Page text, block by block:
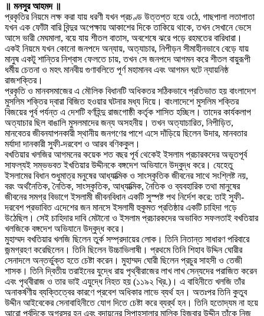
॥ মনসুর আহমদ ॥
প্রকৃতির নিয়মে লক্ষ করা যায় ধরণী যখন প্রচণ্ড উত্তপ্ত হয়ে ওঠে, গাছপালা লতাপাতা
যখন এক ফোঁটা বারি বিন্দুর অপেক্ষায় আকাশের দিকে তাকিয়ে থাকে, তখন সেখানে ভেসে
আসে ভারী মেঘমালা, বয়ে যায় শীতল বাতাস, অবশেষে ঝরে পড়ে রহমতের বারিধারা।
একই নিয়মে যখন কোনো জনপদে অন্যায়, অত্যাচার, নিপীড়ন সীমাহীনভাবে বেড়ে যায়
মানুষ একটু শান্তির নিশ্বাস ফেলতে চায়, তখন সে জনপদে আগমন করে শীতল বায়ুরূপী
ধর্মীয় চেতনা ও মহৎ মানবীয় গুণাবলিতে পূর্ণ মহামানব এবং আগমন ঘটে ন্যায়নিষ্ঠ
রাজশক্তির।
প্রকৃতি ও মানবসমাজের এ মৌলিক বিধানটি অধিকতর সঠিকভাবে প্রতিভাত হয় বাংলাদেশ
মুসলিম শক্তির দ্বারা বিজিত হওয়ার ঘটনার মধ্য দিয়ে। বাংলাদেশে মুসলিম শক্তির
বিজয়ের পূর্ব পর্যন্ত এ দেশটি বর্ণহিন্দু রাজগোষ্ঠী কর্তৃক শাসিত হচ্ছিল। তাদের কার্যকলাপ
অত্যাচার ছিল বাঙালি মুসলমাদের জন্য অসহনীয়। তখন অত্যাচারিত, নিপীড়িত,
মানবেতর জীবনযাপনকারী স্থানীয় জনগণের পাশে এসে দাঁড়িয়ে ছিলেন উদার, মানবতার
মর্যাদা দানকারী সুফী-দরবেশ ও আরব বণিককুল।
বখতিয়ার খলজির আগমনের কয়েক শত বছর পূর্ব থেকেই ইসলাম প্রচারকদের অভূতপূর্ব
সাফল্যই সম্ভভবত ইখতিয়ার উদ্দীনকে বঙ্গদেশ অভিযানে উদ্বুদ্ধ করে। যেহেতু
ইসলামের বিধান শুধুমাত্র মনুষের আধ্যাত্মিক ও সাংস্কৃতিক জীবনের সাথে সংশ্লিষ্ট নয়,
বরং অর্থনৈতিক, নৈতিক, সাংস্কৃতিক, আধ্যাত্মিক, নৈতিক ও ব্যবহারিক তথা মানুষের
জীবনের সমগ্র বিভাগে ইসলামী জীবনবিধান একটি সুস্পষ্ট পথ নির্দেশ করে: তাই সুফী-
দরবেশ প্রভাবিত এদেশের জন মানসে ইসলামী হুকুমত প্রতিষ্ঠার একটি চাহিদা গড়ে
উঠেছিল। সেই চাহিদার দাবি মেটানো ও ইসলাম প্রচারকদের অভাবিত সফলতাই বখতিয়ার
খলজিকে বঙ্গদেশ অভিযানে উদ্বুদ্ধ করে।
মুহাম্মদ বখতিয়ার খলজি ছিলেন তুর্ক সম্প্রদায়ের লোক। তিনি নিতান্ত সাধারণ পরিবারে
জন্মগ্রহণ করেছিলেন। তিনি ছিলেন উচ্চাভিলাষী। প্রথমে তিনি শিহাব উদ্দিন ঘোরীর
সেনাদলে অন্তর্ভুক্ত হতে চেষ্টা করেন। মুহাম্মদ ঘোরী ছিলেন প্রচুর সাহসী ও তেজী
শাসক। তিনি দ্বিতীয় তরাইনের যুদ্ধে রায় পৃথ্বীরাজের লাখ লাখ সেন্যদের পরাজিত করেন
এবং পৃথ্বীরাজ ও তার ভাই এযুদ্ধে নিহত হয় (১১৯২ খ্রি.)। এ বাহিনীতে খলজি তাঁর
অনাকর্ষণীয় ব্যক্তিত্বের কারণে প্রবেশ অধিকার লাভে ব্যর্থ হন। অতঃপর তিনি কুতুব
উদ্দীন আইবেকের সেনাবাহিনীতে যোগ দিতে চেষ্টা করে ব্যর্র্থ হন। তিনি হতোদ্যম না হয়ে
আরো পূর্বদিকে অগ্রসর হন এবং বদায়ুনের সিপাহসালার মালিক হিজবার উদ্দীন তাঁকে নিজ